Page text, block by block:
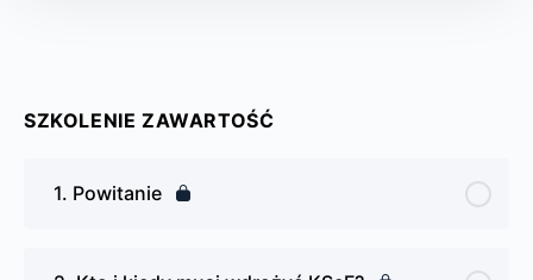
SZKOLENIE ZAWARTOŚĆ
1. Powitanie